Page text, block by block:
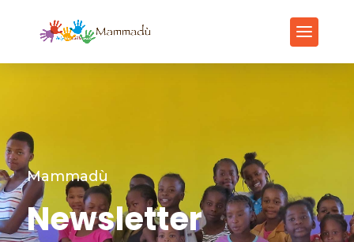
Mammadù
Newsletter